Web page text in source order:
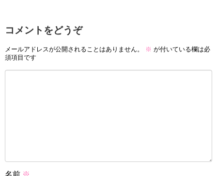
コメントをどうぞ
メールアドレスが公開されることはありません。 ※ が付いている欄は必
須項目です
名前 ※